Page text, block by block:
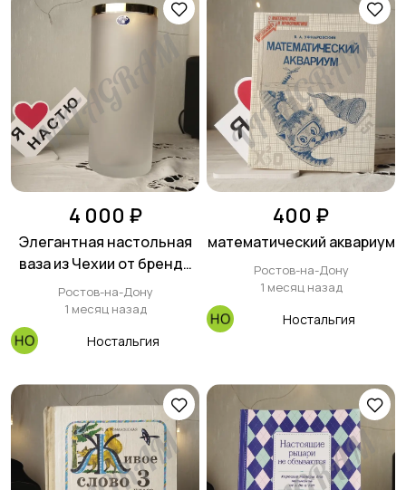
4 000 ₽
Элегантная настольная
ваза из Чехии от бренда
Bohemia.
Ростов-на-Дону
1 месяц назад
Ностальгия
400 ₽
математический аквариум
Ростов-на-Дону
1 месяц назад
Ностальгия